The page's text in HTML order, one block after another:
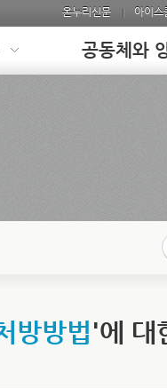
온누리신문 아이스
공동체와
방방법'에 대